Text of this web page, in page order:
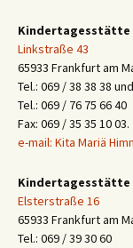
Kindertagesstätte
Linkstraße 43
65933 Frankfurt am
Tel.: 069 / 38 38 38
Tel.: 069 / 76 75 66 40
Fax: 069 / 35 35 10 03.
e-mail: Kita Mariä
Kindertagesstätte
Elsterstraße 16
65933 Frankfurt am
Tel.: 069 / 39 30 60